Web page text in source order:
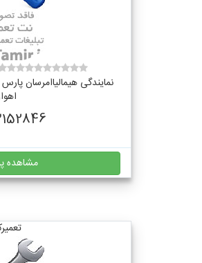
نمایندگی هیمالیاامرسان
مشاهده